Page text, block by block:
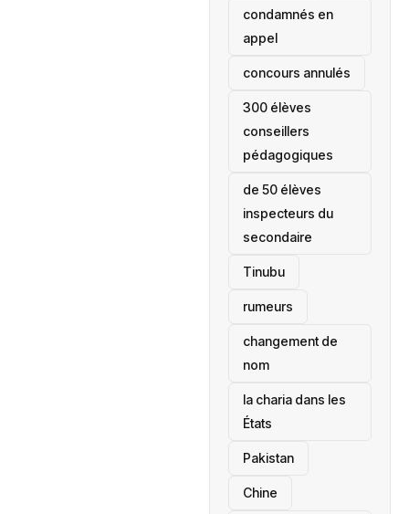
condamnés en
appel
concours annulés
300 élèves
conseillers
pédagogiques
de 50 élèves
inspecteurs du
secondaire
Tinubu
rumeurs
changement de
nom
la charia dans les
États
‎Pakistan
Chine